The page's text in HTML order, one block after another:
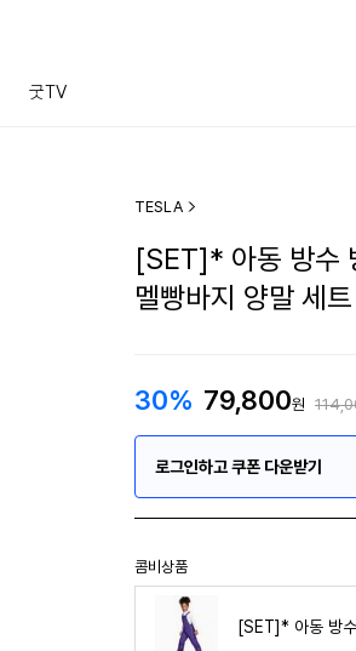
굿TV
TESLA
[SET]* 아동 방수
멜빵바지 양말 세트
30% 79,800원
로그인하고 쿠폰 다운받기
콤비상품
[SET]* 아동 방수